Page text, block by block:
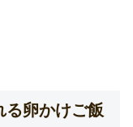
る卵かけご飯